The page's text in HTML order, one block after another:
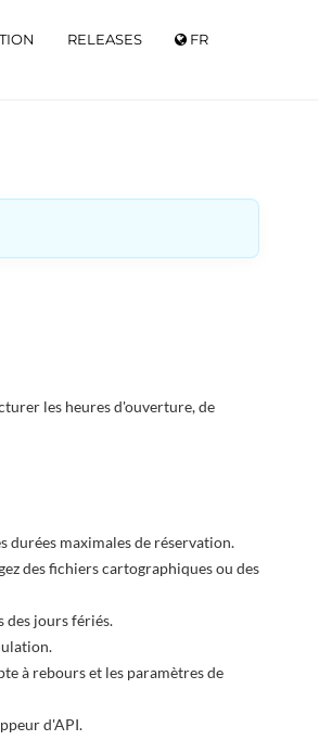
RELEASES FR
les heures d'ouverture, de
durées maximales de réservation.
des fichiers cartographiques ou des
des jours fériés.
à rebours et les paramètres de
d'API.